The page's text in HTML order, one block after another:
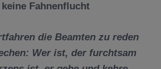
Fahnenflucht
die Beamten zu reden
Wer ist, der furchtsam